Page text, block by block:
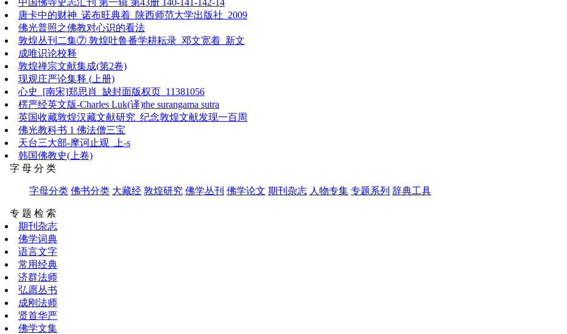
中国佛寺史志汇刊 第一辑 第43册 140-141-142-14
唐卡中的财神_诺布旺典着_陕西师范大学出版社_2009
佛光普照之佛教对心识的看法
敦煌丛刊二集⑦ 敦煌吐鲁番学耕耘录_邓文宽着_新文
成唯识论校释
敦煌禅宗文献集成(第2卷)
现观庄严论集释 (上册)
心史_[南宋]郑思肖_缺封面版权页_11381056
楞严经英文版-Charles Luk(译)the surangama sutra
英国收藏敦煌汉藏文献研究_纪念敦煌文献发现一百周
佛光教科书 1 佛法僧三宝
天台三大部-摩诃止观_上-s
韩国佛教史(上卷)
字 母 分 类
字母分类 佛书分类 大藏经 敦煌研究 佛学丛刊 佛学论文 期刊杂志 人物专集 专题系列 辞典工具
专 题 检 索
期刊杂志
佛学词典
语言文字
常用经典
济群法师
弘愿丛书
成刚法师
贤首华严
佛学文集